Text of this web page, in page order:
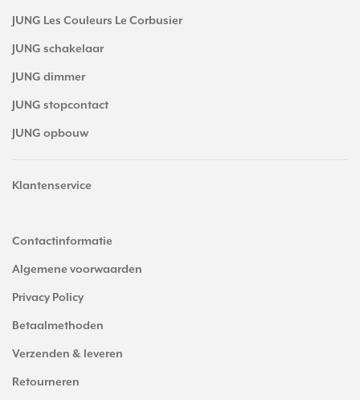
JUNG Les Couleurs Le Corbusier
JUNG schakelaar
JUNG dimmer
JUNG stopcontact
JUNG opbouw
Klantenservice
Contactinformatie
Algemene voorwaarden
Privacy Policy
Betaalmethoden
Verzenden & leveren
Retourneren